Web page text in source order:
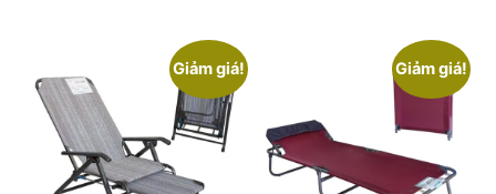
820.000 ₫.
tại
720.000 ₫.
950.000 ₫.
tại
850.000
Giảm giá! Giảm giá!